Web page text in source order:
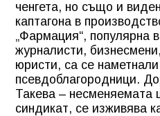
ченгета, но също и
каптагона в
„Фармация“, популярна
журналисти,
юристи, са се
псевдоблагородници.
Такева – несменяемата
синдикат, се изживява